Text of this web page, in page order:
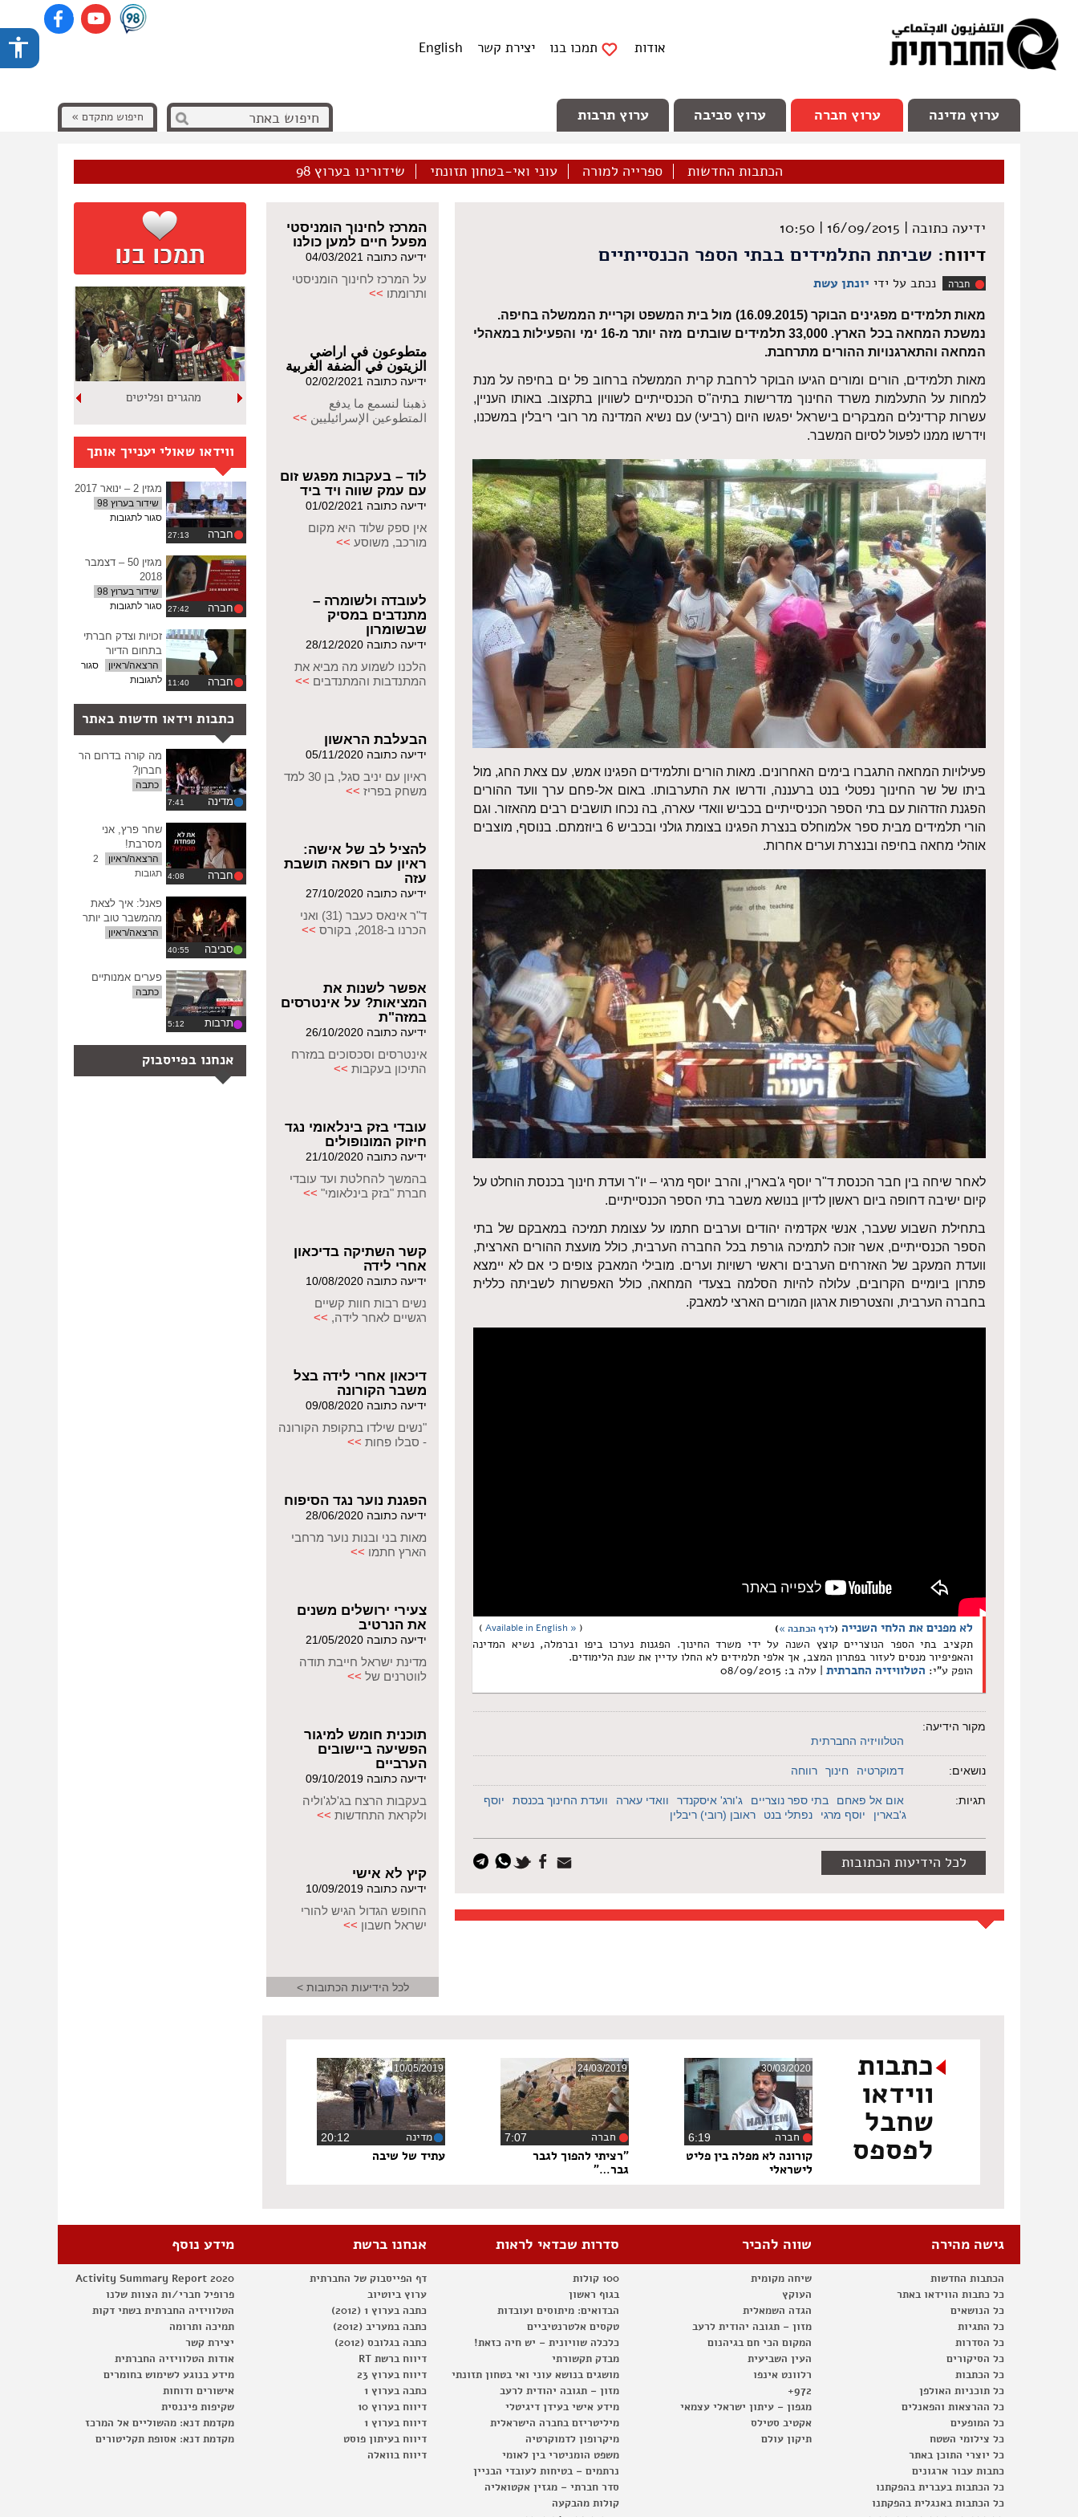
אודות תמכו בנו יצירת קשר English
ערוץ מדינה ערוץ חברה ערוץ סביבה ערוץ תרבות חיפוש מתקדם »
הכתבות החדשות ספרייה למורה עוני ואי-בטחון תזונתי שידורינו בערוץ 98
ידיעה כתובה | 16/09/2015 | 10:50
דיווח: שביתת התלמידים בבתי הספר הכנסייתיים
חברה נכתב על ידי יונתן עשת
מאות תלמידים מפגינים הבוקר (16.09.2015) מול בית המשפט וקריית הממשלה בחיפה.
נמשכת המחאה בכל הארץ. 33,000 תלמידים שובתים מזה יותר מ-16 ימי והפעילות במאהלי
המחאה והתארגנויות ההורים מתרחבת.
מאות תלמידים, הורים ומורים הגיעו הבוקר לרחבת קרית הממשלה ברחוב פל ים בחיפה על מנת
למחות על התעלמות משרד החינוך מדרישות בתיה"ס הכנסייתיים לשוויון בתקצוב. באותו העניין,
עשרות קרדינלים המבקרים בישראל יפגשו היום (רביעי) עם נשיא המדינה מר רובי ריבלין במשכנו,
וידרשו ממנו לפעול לסיום המשבר.
פעילויות המחאה התגברו בימים האחרונים. מאות הורים ותלמידים הפגינו אמש, עם צאת החג, מול
ביתו של שר החינוך נפטלי בנט ברעננה, ודרשו את התערבותו. באום אל-פחם ערך וועד ההורים
הפגנת הזדהות עם בתי הספר הכניסייתיים בכביש וואדי עארה, בה נכחו תושבים רבים מהאזור. וגם
הורי תלמידים מבית ספר אלמוחלס בנצרת הפגינו בצומת גולני ובכביש 6 ביוזמתם. בנוסף, מוצבים
אוהלי מחאה בחיפה ובנצרת וערים אחרות.
לאחר שיחה בין חבר הכנסת ד"ר יוסף ג'בארין, והרב יוסף מרגי – יו"ר ועדת חינוך בכנסת הוחלט על
קיום ישיבה דחופה ביום ראשון לדיון בנושא משבר בתי הספר הכנסייתיים.
בתחילת השבוע שעבר, אנשי אקדמיה יהודים וערבים חתמו על עצומת תמיכה במאבקם של בתי
הספר הכנסייתיים, אשר זוכה לתמיכה גורפת בכל החברה הערבית, כולל מועצת ההורים הארצית,
וועדת המעקב של האזרחים הערבים וראשי רשויות וערים. מובילי המאבק צופים כי אם לא יימצא
פתרון ביומיים הקרובים, עלולה להיות הסלמה בצעדי המחאה, כולל האפשרות לשביתה כללית
בחברה הערבית, והצטרפות ארגון המורים הארצי למאבק.
לא מפנים את הלחי השנייה (לדף הכתבה »)
( Available in English » )
תקציב בתי הספר הנוצריים קוצץ השנה על ידי משרד החינוך. הפגנות נערכו ביפו וברמלה, נשיא המדינה
והאפיפיור מנסים לעזור בפתרון המצב, אך אלפי תלמידים לא החלו עדיין את שנת הלימודים.
הופק ע"י: הטלוויזיה החברתית | עלה ב: 08/09/2015
מקור הידיעה:
הטלוויזיה החברתית
נושאים: דמוקרטיה חינוך רווחה
תגיות: אום אל פאחם בתי ספר נוצריים ג'ורג' איסקנדר וואדי עארה וועדת החינוך בכנסת
יוסף
ג'בארין
יוסף מרגי נפתלי בנט ראובן (רובי) ריבלין
לכל הידיעות הכתובות
המרכז לחינוך הומניסטי
מפעל חיים למען כולנו
ידיעה כתובה 04/03/2021
על המרכז לחינוך הומניסטי
ותרומתו >>
متطوعون في اراضي
الزيتون في الضفة الغربية
ידיעה כתובה 02/02/2021
ذهبنا لنسمع ما يدفع
المتطوعين الإسرائيليين >>
לוד – בעקבות מפגש זום
עם עמק שווה ויד ביד
ידיעה כתובה 01/02/2021
אין ספק שלוד היא מקום
מורכב, משוסע >>
לעובדה ולשומרה –
מתנדבים במסיק
שבשומרון
ידיעה כתובה 28/12/2020
הלכנו לשמוע מה מביא את
המתנדבות והמתנדבים >>
הבעלבת הראשון
ידיעה כתובה 05/11/2020
ראיון עם יניב סגל, בן 30 למד
משחק בפריז >>
להציל לב של אישה:
ראיון עם רופאה תושבת
עזה
ידיעה כתובה 27/10/2020
ד"ר אינאס כעבר (31) ואני
הכרנו ב-2018, בקורס
>>
אפשר לשנות את
המציאות? על אינטרסים
במזה"ת
ידיעה כתובה 26/10/2020
אינטרסים וסכסוכים במזרח
התיכון בעקבות >>
עובדי בזק בינלאומי נגד
חיזוק המונופולים
ידיעה כתובה 21/10/2020
בהמשך להחלטת ועד עובדי
חברת "בזק בינלאומי" >>
קשר השתיקה בדיכאון
אחרי לידה
ידיעה כתובה 10/08/2020
נשים רבות חוות קשיים
רגשיים לאחר לידה, >>
דיכאון אחרי לידה בצל
משבר הקורונה
ידיעה כתובה 09/08/2020
"נשים שילדו בתקופת הקורונה
- סבלו פחות >>
הפגנת נוער נגד הסיפוח
ידיעה כתובה 28/06/2020
מאות בני ובנות נוער מרחבי
הארץ חתמו >>
צעירי ירושלים משנים
את הנרטיב
ידיעה כתובה 21/05/2020
מדינת ישראל חייבת תודה
לווטרנים של >>
תוכנית חומש למיגור
הפשיעה ביישובים
הערביים
ידיעה כתובה 09/10/2019
בעקבות הרצח בג'לג'וליה
ולקראת התחדשות >>
קיץ לא אישי
ידיעה כתובה 10/09/2019
החופש הגדול הגיש להורי
ישראל חשבון >>
לכל הידיעות הכתובות >
מהגרים ופליטים
ווידאו שאולי יענייך אותך
חברה
מגזין 2 – ינואר 2017
שידור בערוץ 98
סגור לתגובותעל
–
2017
חברה
מגזין 50 – דצמבר
2018
שידור בערוץ 98
סגור לתגובותעל
50
–
דצמבר
חברה
זכויות וצדק חברתי
בתחום הדיור
הרצאה/ראיון
סגור
לתגובותעל
חברתי
בתחום
הדיור
כתבות וידאו חדשות באתר
מדינה
מה קורה בדרום הר
חברון?
כתבה
חברה
שחר פרץ, אני
מסרבת!
הרצאה/ראיון
2
תגובות
סביבה
פאנל: איך לצאת
מהמשבר טוב יותר
הרצאה/ראיון
תרבות
פערים אמנותיים
כתבה
אנחנו בפייסבוק
כתבות
ווידאו
שחבל
לפספס
30/03/2020
חברה
קורונה לא מפלה בין פליט
לישראלי
24/03/2019
חברה
"רציתי להפוך לגבר
גבר…"
10/05/2019
מדינה
עתיד של שיבה
גישה מהירה
הכתבות החדשות
כל כתבות הווידאו באתר
כל הנושאים
כל התגיות
כל הסדרות
כל הסיקורים
כל הכתבות
כל תוכניות האולפן
כל ההרצאות והפאנלים
כל המופעים
כל צילומי השטח
כל יוצרי התוכן באתר
כתבות עבור ארגונים
כל הכתבות בעברית בהפקתנו
כל הכתבות באנגלית בהפקתנו
שווה להכיר
שיחה מקומית
העוקץ
הגדה השמאלית
מזון – תגובה יהודית לרעב
המקום הכי חם בגיהנום
העין השביעית
רלוונט אינפו
972+
מגפון – עיתון ישראלי עצמאי
אקטיב סטילס
תיקון עולם
סדרות שכדאי לראות
100 קולות
בגוף ראשון
הבדואים: מיתוסים ועובדות
טקסים אלטרנטיביים
כלכלה שוויונית – יש חיה כזאת!
מבדק תקשורתי
מושגים בנושא עוני ואי בטחון תזונתי
מזון – תגובה יהודית לרעב
מידע אישי בעידן דיגיטלי
מיליטריזם בחברה הישראלית
מיקרופון לדמוקרטיה
משפט הומניטרי בין לאומי
נרתמים – בטיחות לעובדי הבניין
סדר חברתי – מגזין אקטואליה
קולות מהבקעה
אנחנו ברשת
דף הפייסבוק של החברתית
ערוץ ביוטיוב
כתבה בערוץ 1 (2012)
כתבה במעריב (2012)
כתבה בגלובס (2012)
דיווח ברשת RT
דיווח בערוץ 23
כתבה בערוץ 1
דיווח בערוץ 10
דיווח בערוץ 1
דיווח בעיתון פוסט
דיווח בוואלה
מידע נוסף
Activity Summary Report 2020
פרופיל חברי/ות הצוות שלנו
הטלוויזיה החברתית בשתי דקות
תמיכה ותרומה
יצירת קשר
אודות הטלוויזיה החברתית
מידע בנוגע לשימוש בחומרים
אישורים ודוחות
שקיפות פיננסית
מקדמת דנא: מהשוליים אל המרכז
מקדמת דנא: אסופת תקליטורים